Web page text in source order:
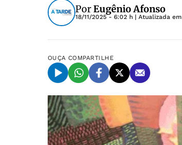
PorEugênio Afonso
18/11/2025 - 6:02 h | Atualizada em
OUÇA COMPARTILHE